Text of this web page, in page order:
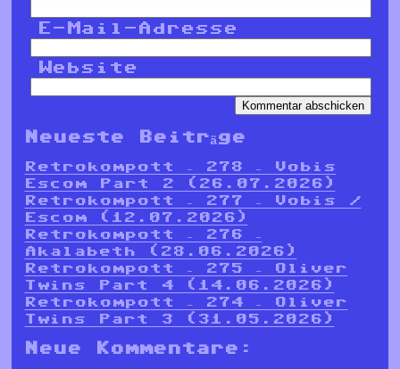
E-Mail-Adresse
Website
Neueste Beiträge
Retrokompott – 278 – Vobis
Escom Part 2 (26.07.2026)
Retrokompott – 277 – Vobis /
Escom (12.07.2026)
Retrokompott – 276 –
Akalabeth (28.06.2026)
Retrokompott – 275 – Oliver
Twins Part 4 (14.06.2026)
Retrokompott – 274 – Oliver
Twins Part 3 (31.05.2026)
Neue Kommentare: